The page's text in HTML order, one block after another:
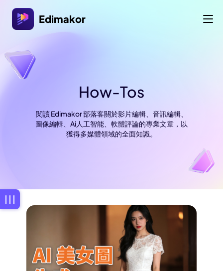
Edimakor
How-Tos
閱讀 Edimakor 部落客關於影片編輯、音訊編輯、
圖像編輯、Ai人工智能、軟體評論的專業文章，以
獲得多媒體領域的全面知識。